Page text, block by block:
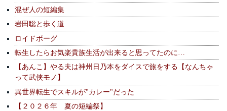
混ぜ人の短編集
岩田聡と歩く道
ロイドボーグ
転生したらお気楽貴族生活が出来ると思ってたのに…
【あんこ】やる夫は神州日乃本をダイスで旅をする【なんちゃ
って武侠モノ】
異世界転生でスキルが"カレー"だった
【２０２６年 夏の短編祭】